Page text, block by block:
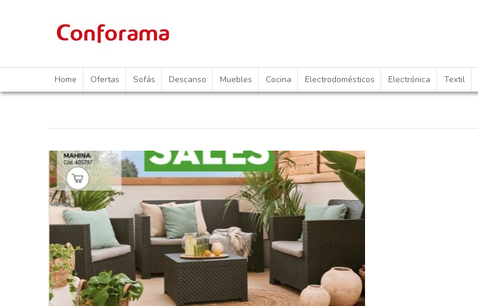
Skip
to
Home Ofertas Sofás Descanso Muebles Cocina Electrodomésticos Electrónica Textil